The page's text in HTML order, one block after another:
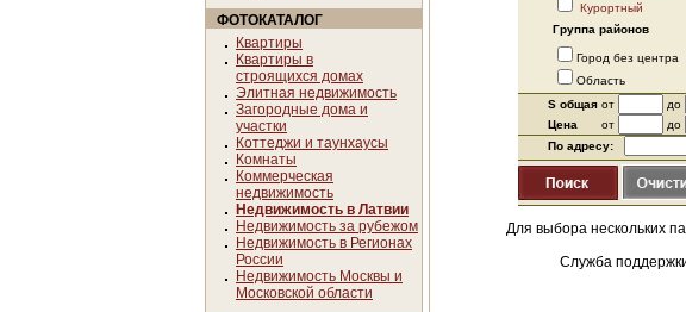
ФОТОКАТАЛОГ
Квартиры
Квартиры в
строящихся домах
Элитная недвижимость
Загородные дома и
участки
Коттеджи и таунхаусы
Комнаты
Коммерческая
недвижимость
Недвижимость в Латвии
Недвижимость за рубежом
Недвижимость в Регионах
России
Недвижимость Москвы и
Московской области
Курортный
Группа районов
Город без центра
Область
S общая от до
Цена от до
По адресу:
Для выбора нескольких
Служба